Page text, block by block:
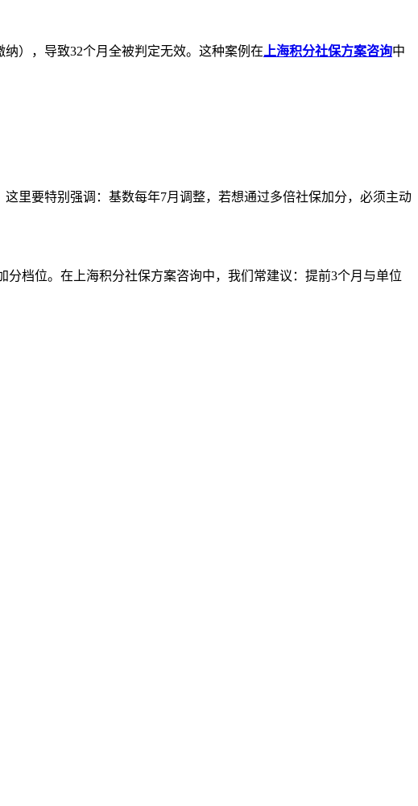
），导致32个月全被判定无效。这种案例在 上海积分社保方案咨询中
这里要特别强调：基数每年7月调整，若想通过多倍社保加分，必须主动
分档位。在上海积分社保方案咨询中，我们常建议：提前3个月与单位